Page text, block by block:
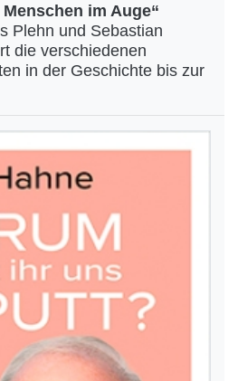
im Auge“
Plehn und Sebastian
die verschiedenen
in der Geschichte bis zur